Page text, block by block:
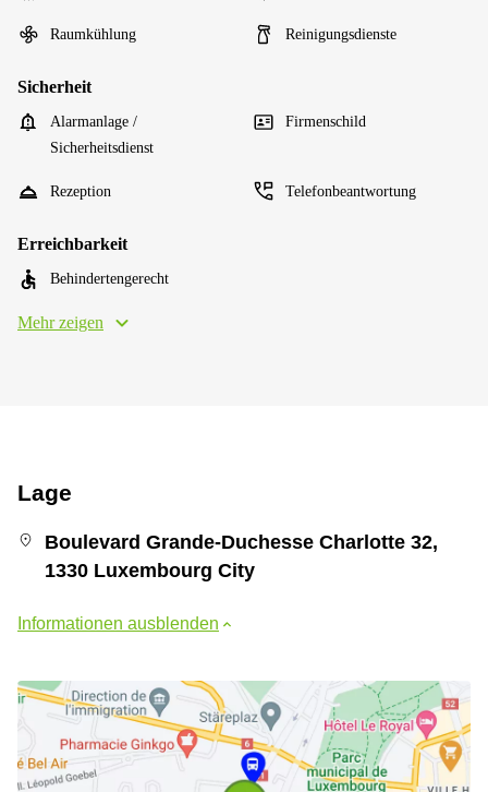
Raumkühlung Reinigungsdienste
Sicherheit
Alarmanlage /
Sicherheitsdienst
Firmenschild
Rezeption Telefonbeantwortung
Erreichbarkeit
Behindertengerecht
Mehr zeigen
Lage
Boulevard Grande-Duchesse Charlotte 32,
1330 Luxembourg City
Informationen ausblenden